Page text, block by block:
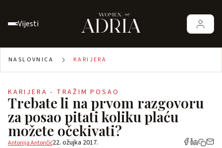
Vijesti
NASLOVNICA KARIJERA
KARIJERA - TRAŽIM POSAO
Trebate li na prvom razgovoru
za posao pitati koliku plaću
možete očekivati?
Antonija Antončić22. ožujka 2017.